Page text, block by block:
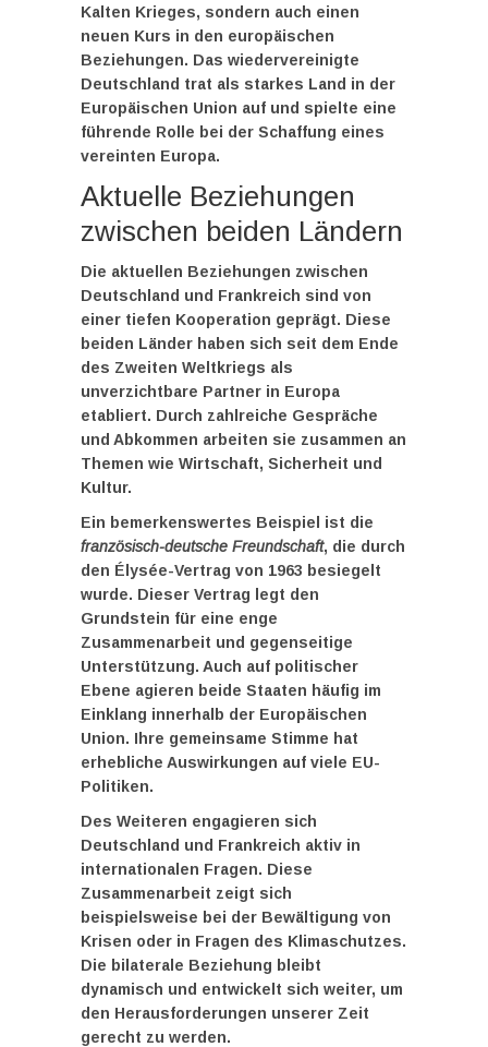
Kalten Krieges, sondern auch einen
neuen Kurs in den europäischen
Beziehungen. Das wiedervereinigte
Deutschland trat als starkes Land in der
Europäischen Union auf und spielte eine
führende Rolle bei der Schaffung eines
vereinten Europa.
Aktuelle Beziehungen
zwischen beiden Ländern
Die aktuellen Beziehungen zwischen
Deutschland und Frankreich sind von
einer tiefen Kooperation geprägt. Diese
beiden Länder haben sich seit dem Ende
des Zweiten Weltkriegs als
unverzichtbare Partner in Europa
etabliert. Durch zahlreiche Gespräche
und Abkommen arbeiten sie zusammen an
Themen wie Wirtschaft, Sicherheit und
Kultur.
Ein bemerkenswertes Beispiel ist die
französisch-deutsche Freundschaft, die durch
den Élysée-Vertrag von 1963 besiegelt
wurde. Dieser Vertrag legt den
Grundstein für eine enge
Zusammenarbeit und gegenseitige
Unterstützung. Auch auf politischer
Ebene agieren beide Staaten häufig im
Einklang innerhalb der Europäischen
Union. Ihre gemeinsame Stimme hat
erhebliche Auswirkungen auf viele EU-
Politiken.
Des Weiteren engagieren sich
Deutschland und Frankreich aktiv in
internationalen Fragen. Diese
Zusammenarbeit zeigt sich
beispielsweise bei der Bewältigung von
Krisen oder in Fragen des Klimaschutzes.
Die bilaterale Beziehung bleibt
dynamisch und entwickelt sich weiter, um
den Herausforderungen unserer Zeit
gerecht zu werden.